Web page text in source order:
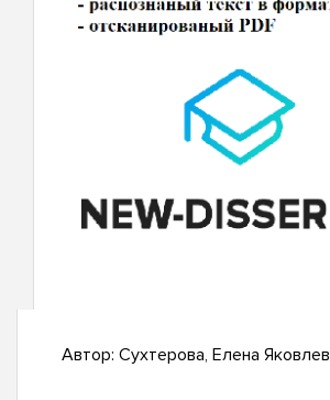
Автор: Сухтерова, Елена